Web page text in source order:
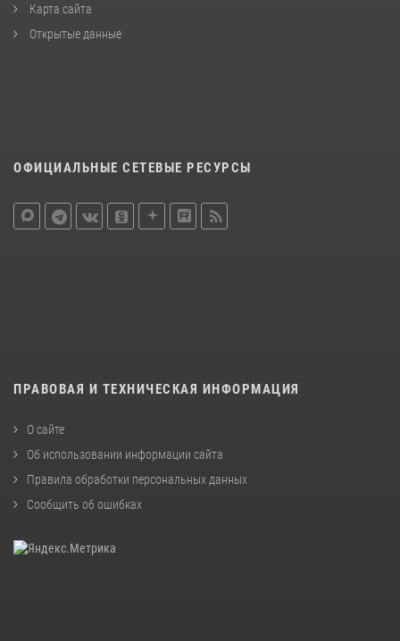
Карта сайта
Открытые данные
ОФИЦИАЛЬНЫЕ СЕТЕВЫЕ РЕСУРСЫ
ПРАВОВАЯ И ТЕХНИЧЕСКАЯ ИНФОРМАЦИЯ
О сайте
Об использовании информации сайта
Правила обработки персональных данных
Сообщить об ошибках